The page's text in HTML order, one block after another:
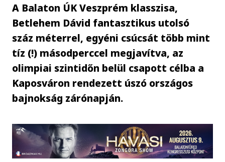
A Balaton ÚK Veszprém klasszisa,
Betlehem Dávid fantasztikus utolsó
száz méterrel, egyéni csúcsát több mint
tíz (!) másodperccel megjavítva, az
olimpiai szintidőn belül csapott célba a
Kaposváron rendezett úszó országos
bajnokság zárónapján.